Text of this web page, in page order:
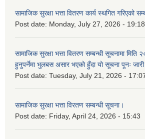
सामाजिक सुरक्षा भत्ता वितरण कार्य स्थगित गरिएको
Post date: Monday, July 27, 2026 - 19:18
सामाजिक सुरक्षा भत्ता वितरण सम्बन्धी सूचनामा मिति
हुनुपर्नेमा भुलबस असार भएको हुँदा यो सूचना पूनः
Post date: Tuesday, July 21, 2026 -
सामाजिक सुरक्षा भत्ता विरतण सम्बन्धी सूचना।
Post date: Friday, April 24, 2026 - 15:43